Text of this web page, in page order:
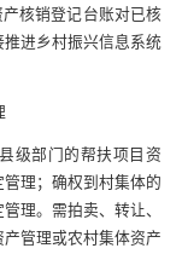
产核销登记台账对已核
进乡村振兴信息系统
级部门的帮扶项目资
理；确权到村集体的
理。需拍卖、转让、
管理或农村集体资产